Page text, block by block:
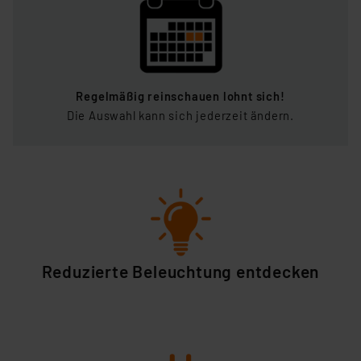
den Button „Ablehnen oder Einstellungen“ abrufbar. Sie
können die Verwendung nicht notwendiger Cookies
ablehnen oder ihr ganz oder teilweise zustimmen. Ihre
erteilte Zustimmung können Sie jederzeit unter dem
Link „Cookie Einstellungen“ anpassen oder widerrufen.
Die Rechtmäßigkeit der Speicherung, Abrufung und
Weiterverarbeitung dieser Daten zur Auswertung und
führen, dass die Einstellungen nicht längerfristig
gespeichert werden und dieses Banner erneut
„Einige Drittanbieter verarbeiten personenbezogene
Daten in den USA. Ihre Einwilligung zur Einbindung von
Regelmäßig reinschauen lohnt sich!
Die Auswahl kann sich jederzeit ändern.
Reduzierte Beleuchtung entdecken